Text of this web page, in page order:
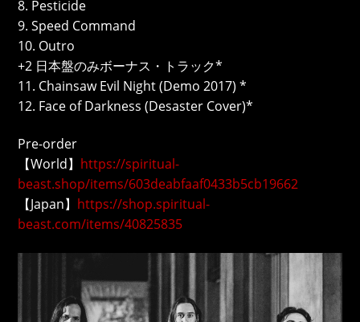
8. Pesticide
9. Speed Command
10. Outro
+2 日本盤のみボーナス・トラック*
11. Chainsaw Evil Night (Demo 2017) *
12. Face of Darkness (Desaster Cover)*
Pre-order
【World】 https://spiritual-
beast.shop/items/603deabfaaf0433b5cb19662
【Japan】 https://shop.spiritual-
beast.com/items/40825835